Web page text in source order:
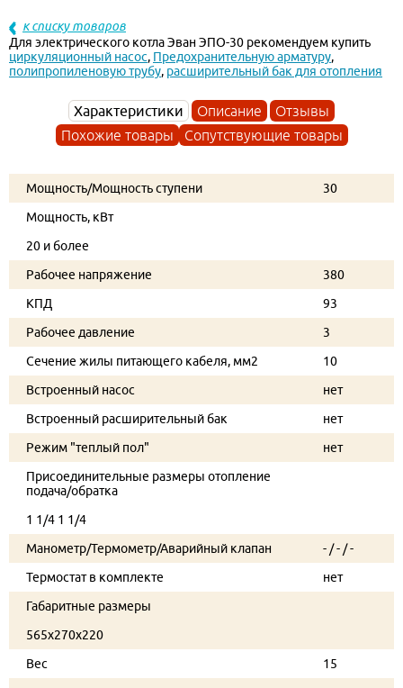
к списку товаров
Для электрического котла Эван ЭПО-30 рекомендуем купить
циркуляционный насос, Предохранительную арматуру,
полипропиленовую трубу, расширительный бак для отопления
Характеристики Описание
Отзывы
Похожие товары
Сопутствующие товары
Мощность/Мощность ступени
30
Мощность, кВт
20 и более
Рабочее напряжение
380
КПД
93
Рабочее давление
3
Сечение жилы питающего кабеля, мм2
10
Встроенный насос
нет
Встроенный расширительный бак
нет
Режим "теплый пол"
нет
Присоединительные размеры отопление
подача/обратка
1 1/4 1 1/4
Манометр/Термометр/Аварийный клапан
- / - / -
Термостат в комплекте
нет
Габаритные размеры
565x270x220
Вес
15